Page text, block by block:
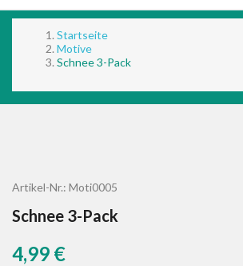
Startseite
Motive
Schnee 3-Pack
Artikel-Nr.: Moti0005
Schnee 3-Pack
4,99 €